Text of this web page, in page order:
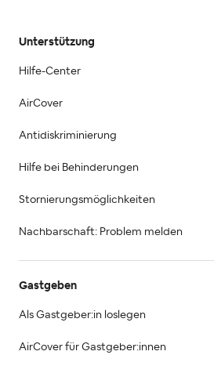
Unterstützung
Hilfe-Center
AirCover
Antidiskriminierung
Hilfe bei Behinderungen
Stornierungsmöglichkeiten
Nachbarschaft: Problem melden
Gastgeben
Als Gastgeber:in loslegen
AirCover für Gastgeber:innen